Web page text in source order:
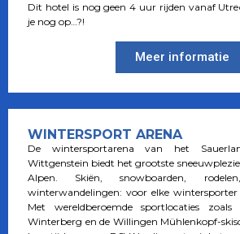
Dit hotel is nog geen 4 uur rijden vanaf
je nog op…?!
Meer informatie
WINTERSPORT ARENA
De wintersportarena van het
Wittgenstein biedt het grootste
Alpen. Skiën, snowboarden,
winterwandelingen: voor elke wintersporter
Met wereldberoemde sportlocaties
Winterberg en de Willingen Mühlenkopf-